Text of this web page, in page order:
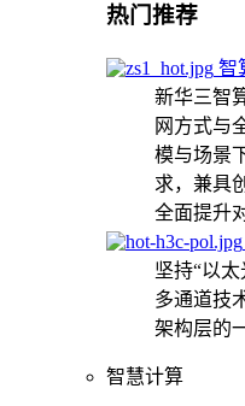
热门推荐
智
新华三智
网方式与
模与场景
求，兼具
全面提升
坚持“以
多通道技
架构层的
智慧计算